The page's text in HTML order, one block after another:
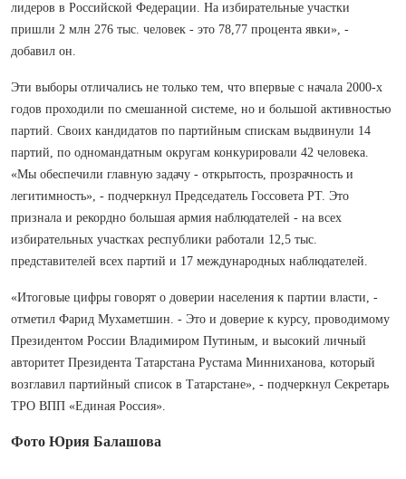
лидеров в Российской Федерации. На избирательные участки
пришли 2 млн 276 тыс. человек - это 78,77 процента явки», -
добавил он.
Эти выборы отличались не только тем, что впервые с начала 2000-х
годов проходили по смешанной системе, но и большой активностью
партий. Своих кандидатов по партийным спискам выдвинули 14
партий, по одномандатным округам конкурировали 42 человека.
«Мы обеспечили главную задачу - открытость, прозрачность и
легитимность», - подчеркнул Председатель Госсовета РТ. Это
признала и рекордно большая армия наблюдателей - на всех
избирательных участках республики работали 12,5 тыс.
представителей всех партий и 17 международных наблюдателей.
«Итоговые цифры говорят о доверии населения к партии власти, -
отметил Фарид Мухаметшин. - Это и доверие к курсу, проводимому
Президентом России Владимиром Путиным, и высокий личный
авторитет Президента Татарстана Рустама Минниханова, который
возглавил партийный список в Татарстане», - подчеркнул Секретарь
ТРО ВПП «Единая Россия».
Фото Юрия Балашова